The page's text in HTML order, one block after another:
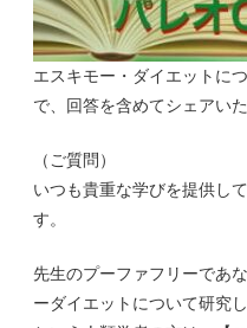
エスキモー・ダイエットに
で、回答を含めてシェアいた
（ご質問）
いつも貴重な学びを提供し
す。
先生のプーファフリーであ
ーダイエットについて研究